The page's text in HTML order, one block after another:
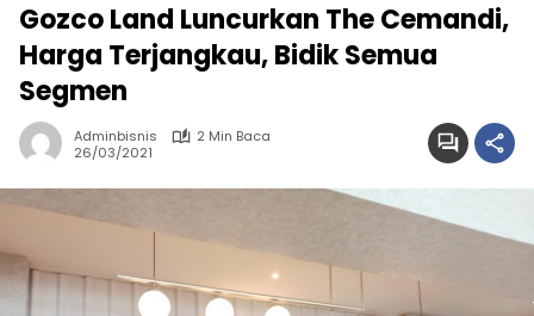
Gozco Land Luncurkan The Cemandi,
Harga Terjangkau, Bidik Semua
Segmen
Adminbisnis
2 Min Baca
26/03/2021